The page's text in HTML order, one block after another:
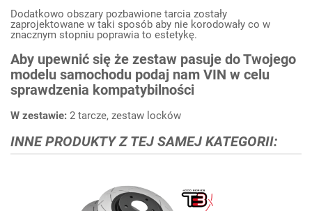
Dodatkowo obszary pozbawione tarcia zostały
zaprojektowane w taki sposób aby nie korodowały co w
znacznym stopniu poprawia to estetykę.
Aby upewnić się że zestaw pasuje do Twojego
modelu samochodu podaj nam VIN w celu
sprawdzenia kompatybilności
W zestawie: 2 tarcze, zestaw locków
INNE PRODUKTY Z TEJ SAMEJ KATEGORII: